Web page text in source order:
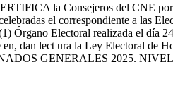
la Consejeros del CNE por
el correspondiente a las
Órgano Electoral realizada el día
dan lect ura la Ley Electoral de
GENERALES 2025.